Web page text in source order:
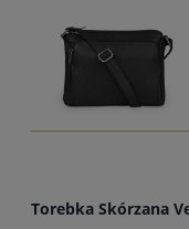
Torebka Skórzana